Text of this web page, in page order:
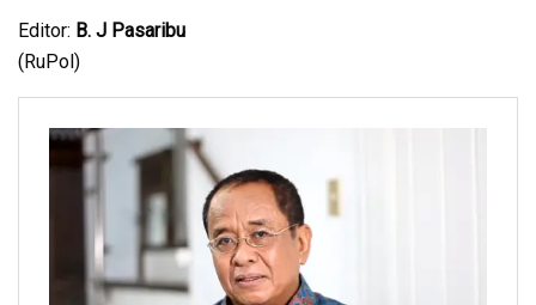
Editor: B. J Pasaribu
(RuPol)